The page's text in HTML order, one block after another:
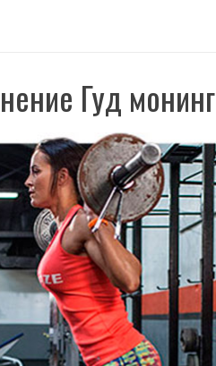
Гуд монинг